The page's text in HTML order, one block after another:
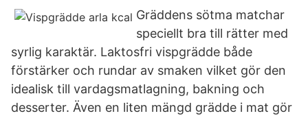
Gräddens sötma matchar
speciellt bra till rätter med
syrlig karaktär. Laktosfri vispgrädde både
förstärker och rundar av smaken vilket gör den
idealisk till vardagsmatlagning, bakning och
desserter. Även en liten mängd grädde i mat gör